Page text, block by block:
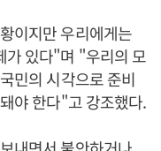
이지만 우리에게는
가 있다"며 "우리의 모
민의 시각으로 준비
야 한다"고 강조했다.